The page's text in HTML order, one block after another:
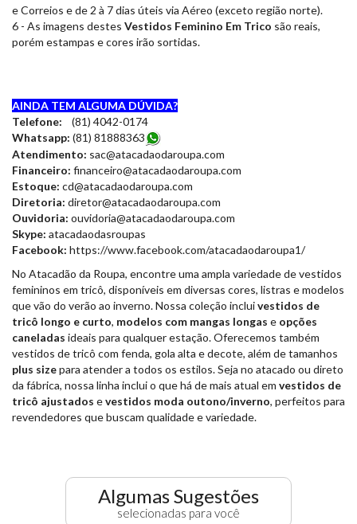
e Correios e de 2 à 7 dias úteis via Aéreo (exceto região norte).
6 - As imagens destes Vestidos Feminino Em Trico são reais,
porém estampas e cores irão sortidas.
AINDA TEM ALGUMA DÚVIDA?
Telefone: (81) 4042-0174
Whatsapp: (81) 81888363
Atendimento: sac@atacadaodaroupa.com
Financeiro: financeiro@atacadaodaroupa.com
Estoque: cd@atacadaodaroupa.com
Diretoria: diretor@atacadaodaroupa.com
Ouvidoria: ouvidoria@atacadaodaroupa.com
Skype: atacadaodasroupas
Facebook: https://www.facebook.com/atacadaodaroupa1/
No Atacadão da Roupa, encontre uma ampla variedade de vestidos
femininos em tricô, disponíveis em diversas cores, listras e modelos
que vão do verão ao inverno. Nossa coleção incluivestidos de
tricô longo e curto, modelos com mangas longas e opções
caneladas ideais para qualquer estação. Oferecemos também
vestidos de tricô com fenda, gola alta e decote, além de tamanhos
plus sizepara atender a todos os estilos. Seja no atacado ou direto
da fábrica, nossa linha inclui o que há de mais atual em vestidos de
tricô ajustados evestidos moda outono/inverno, perfeitos para
revendedores que buscam qualidade e variedade.
Algumas Sugestões
selecionadas para você